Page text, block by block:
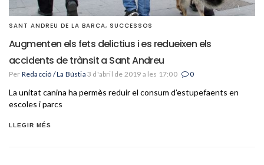
SANT ANDREU DE LA BARCA, SUCCESSOS
Augmenten els fets delictius i es redueixen els
accidents de trànsit a Sant Andreu
Per Redacció / La Bústia 3 d'abril de 2019 a les 17:00 0
La unitat canina ha permès reduir el consum d’estupefaents en
escoles i parcs
LLEGIR MÉS